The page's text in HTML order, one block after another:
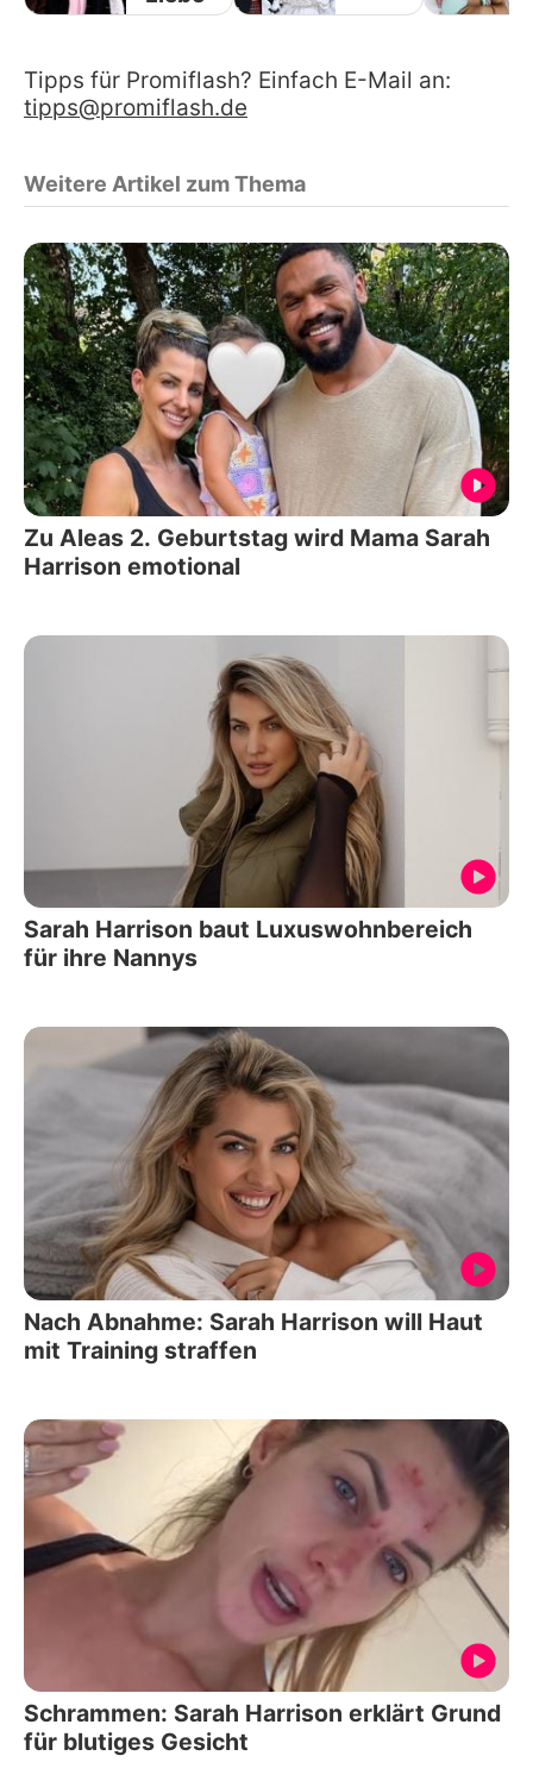
Tipps für Promiflash? Einfach E-Mail an:
tipps@promiflash.de
Weitere Artikel zum Thema
Zu Aleas 2. Geburtstag wird Mama Sarah
Harrison emotional
Sarah Harrison baut Luxuswohnbereich
für ihre Nannys
Nach Abnahme: Sarah Harrison will Haut
mit Training straffen
Schrammen: Sarah Harrison erklärt Grund
für blutiges Gesicht